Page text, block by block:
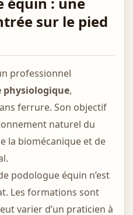
sur le pied
professionnel
physiologique,
ferrure. Son objectif
naturel du
la biomécanique et de
podologue équin n’est
Les formations sont
varier d’un praticien à